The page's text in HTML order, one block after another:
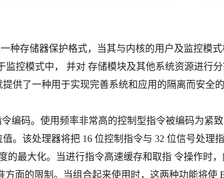
种存储器保护格式，当其与内核的用户及监控模
监控模式中， 并对 存储模块及其他系统资源进行
供了一种用于实现完善系统和应用的隔离而安全的
编码。使用频率非常高的控制型指令被编码为紧
。该处理器将把 16 位控制指令与 32 位信号处理
的最大化。当进行指令高速缓存和取指 令操作时
面的限制。当组合起来使用时，这两种功能将使